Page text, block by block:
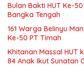
Bulan Bakti HUT Ke-
Bangka Tengah
161 Warga Belinyu
Ke-50 PT Timah
Khitanan Massal HUT
84 Anak Ikut Sunatan